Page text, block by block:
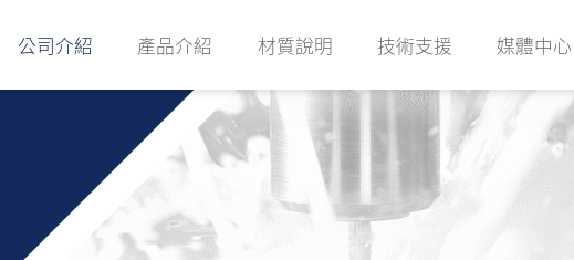
公司介紹 產品介紹 材質說明 技術支援 媒體中心